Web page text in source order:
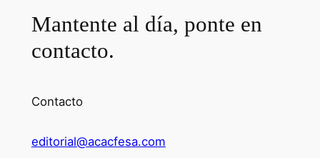
Mantente al día, ponte en
contacto.
Contacto
editorial@acacfesa.com